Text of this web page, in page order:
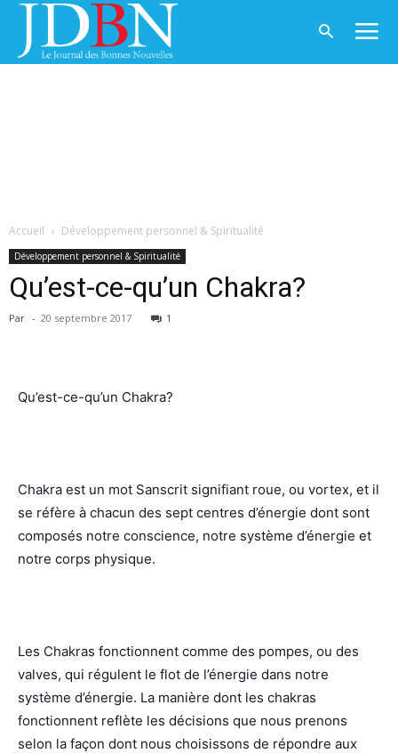
Accueil Développement personnel & Spiritualité
Développement personnel & Spiritualité
Qu’est-ce-qu’un Chakra?
Par - 20 septembre 2017 1
Qu’est-ce-qu’un Chakra?
Chakra est un mot Sanscrit signifiant roue, ou vortex, et il
se réfère à chacun des sept centres d’énergie dont sont
composés notre conscience, notre système d’énergie et
notre corps physique.
Les Chakras fonctionnent comme des pompes, ou des
valves, qui régulent le flot de l’énergie dans notre
système d’énergie. La manière dont les chakras
fonctionnent reflète les décisions que nous prenons
selon la façon dont nous choisissons de répondre aux